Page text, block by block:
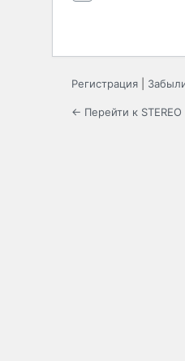
Регистрация
← Перейти к STEREO